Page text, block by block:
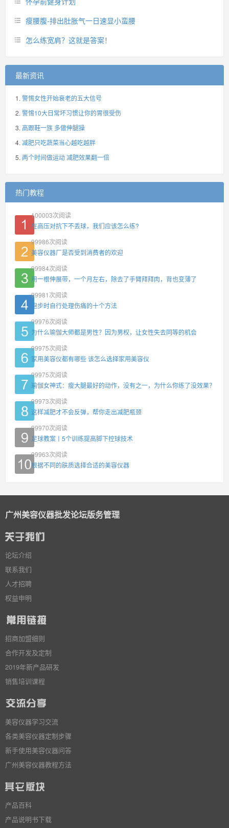
瘦腰腹-排出肚胀气一日速显小蛮腰
怎么练宽肩？这就是答案！
最新资讯
警惕女性开始衰老的五大信号
警惕10大日常坏习惯让你的胃很受伤
高跟鞋一族 多做伸腿操
减肥只吃蔬菜当心越吃越胖
两个时间做运动 减肥效果翻一倍
热门教程
100003次阅读
在高压对抗下不丢球，我们应该怎么练?
99986次阅读
美容仪器厂是否受到消费者的欢迎
99984次阅读
用一根伸展带，一个月左右，除去了手臂拜拜肉，背也变薄了
99981 次阅读
跑步时自行处理伤痛的十个方法
99976次阅读
为什么瑜伽大师都是男性？因为男权，让女性失去同等的机会
99975次阅读
家用美容仪都有哪些 该怎么选择家用美容仪
99975次阅读
瑜伽女神式：瘦大腿最好的动作，没有之一，为什么你练了没效果？
99973次阅读
这样减肥才不会反弹，帮你走出减肥瓶颈
99970次阅读
足球教案丨5个训练提高脚下控球技术
99963次阅读
根据不同的肤质选择合适的美容仪器
广州美容仪器批发论坛版务管理
论坛介绍
联系我们
人才招聘
权益申明
招商加盟细则
合作开发及定制
2019年新产品研发
销售培训课程
美容仪器学习交流
各类美容仪器定制步骤
新手使用美容仪器问答
广州美容仪器教程方法
产品百科
产品说明书下载